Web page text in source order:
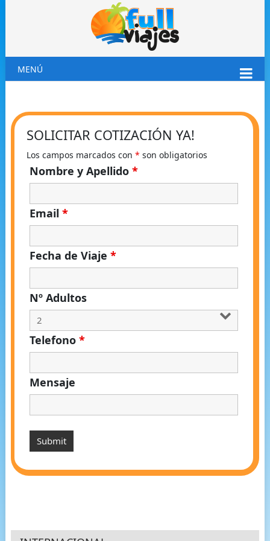
MENÚ
SOLICITAR COTIZACIÓN YA!
Los campos marcados con * son obligatorios
Nombre y Apellido *
Email *
Fecha de Viaje *
Nº Adultos
Telefono *
Mensaje